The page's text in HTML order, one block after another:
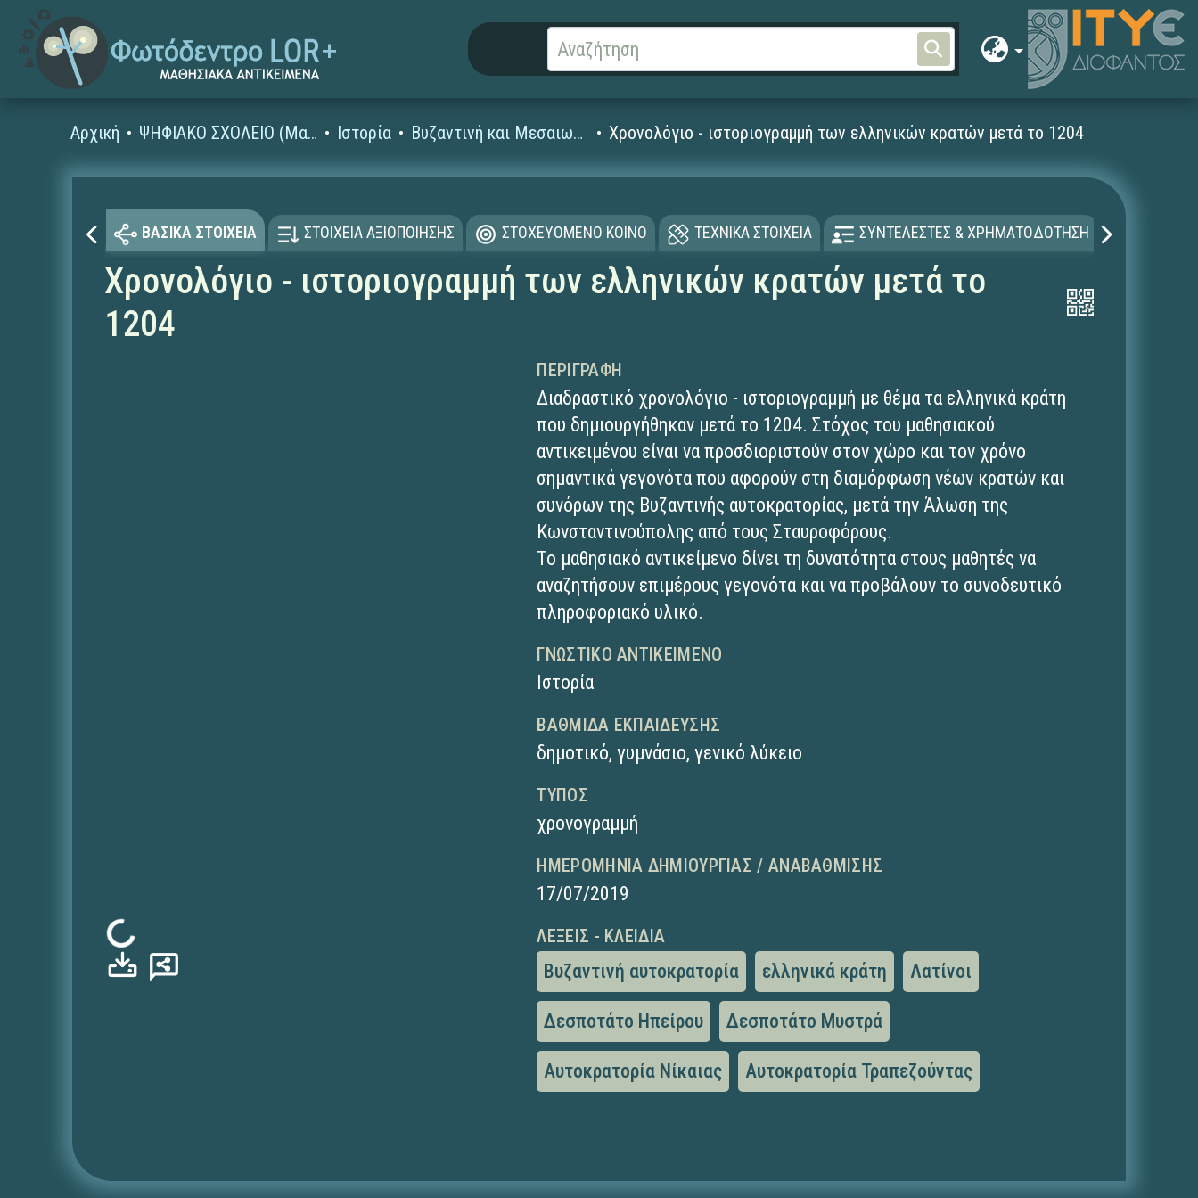
Αρχική ΨΗΦΙΑΚΟ ΣΧΟΛΕΙΟ (Μαθησιακά Αντικείμενα) Ιστορία Βυζαντινή και Μεσαιωνική Ιστορία Χρονολόγιο - ιστοριογραμμή των ελληνικών κρατών μετά το 1204
ΒΑΣΙΚΑ ΣΤΟΙΧΕΙΑ ΣΤΟΙΧΕΙΑ ΑΞΙΟΠΟΙΗΣΗΣ ΣΤΟΧΕΥΟΜΕΝΟ ΚΟΙΝΟ ΤΕΧΝΙΚΑ ΣΤΟΙΧΕΙΑ ΣΥΝΤΕΛΕΣΤΕΣ & ΧΡΗΜΑΤΟΔΟΤΗΣΗ
Χρονολόγιο - ιστοριογραμμή των ελληνικών κρατών μετά το
1204
Φόρτωση...
ΠΕΡΙΓΡΑΦΉ
Διαδραστικό χρονολόγιο - ιστοριογραμμή με θέμα τα ελληνικά κράτη
που δημιουργήθηκαν μετά το 1204. Στόχος του μαθησιακού
αντικειμένου είναι να προσδιοριστούν στον χώρο και τον χρόνο
σημαντικά γεγονότα που αφορούν στη διαμόρφωση νέων κρατών και
συνόρων της Βυζαντινής αυτοκρατορίας, μετά την Άλωση της
Κωνσταντινούπολης από τους Σταυροφόρους.
Το μαθησιακό αντικείμενο δίνει τη δυνατότητα στους μαθητές να
αναζητήσουν επιμέρους γεγονότα και να προβάλουν το συνοδευτικό
πληροφοριακό υλικό.
ΓΝΩΣΤΙΚΌ ΑΝΤΙΚΕΊΜΕΝΟ
Ιστορία
ΒΑΘΜΊΔΑ ΕΚΠΑΊΔΕΥΣΗΣ
δημοτικό,γυμνάσιο,γενικό λύκειο
ΤΎΠΟΣ
χρονογραμμή
ΗΜΕΡΟΜΗΝΊΑ ΔΗΜΙΟΥΡΓΊΑΣ / ΑΝΑΒΆΘΜΙΣΗΣ
17/07/2019
ΛΈΞΕΙΣ - ΚΛΕΙΔΙΆ
Βυζαντινή αυτοκρατορία ελληνικά κράτη Λατίνοι
Δεσποτάτο Ηπείρου Δεσποτάτο Μυστρά
Αυτοκρατορία Νίκαιας Αυτοκρατορία Τραπεζούντας